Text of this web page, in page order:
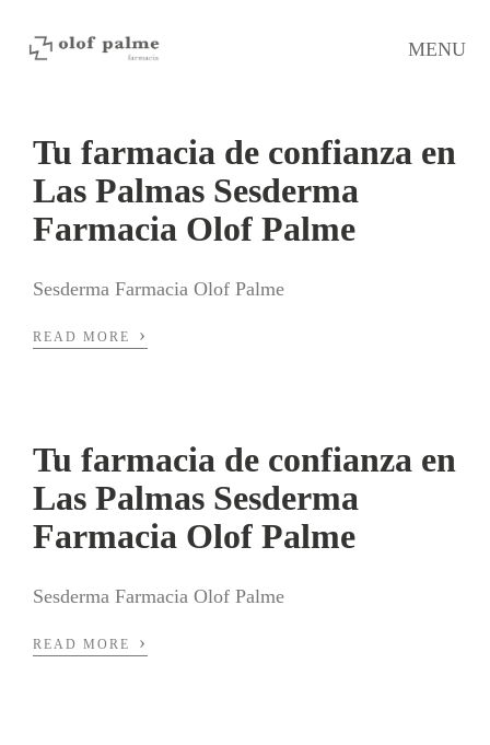
MENU
Tu farmacia de confianza en
Las Palmas Sesderma
Farmacia Olof Palme
Sesderma Farmacia Olof Palme
READ MORE ›
Tu farmacia de confianza en
Las Palmas Sesderma
Farmacia Olof Palme
Sesderma Farmacia Olof Palme
READ MORE ›